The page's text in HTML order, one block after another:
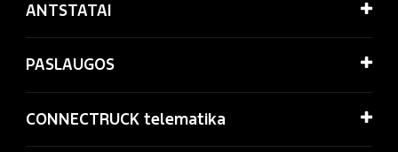
ANTSTATAI
PASLAUGOS
CONNECTRUCK telematika